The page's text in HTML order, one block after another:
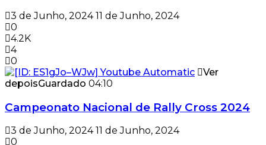
3 de Junho, 2024 11 de Junho, 2024
0
4.2K
4
0
Ver
depoisGuardado 04:10
Campeonato Nacional de Rally Cross 2024
3 de Junho, 2024 11 de Junho, 2024
0